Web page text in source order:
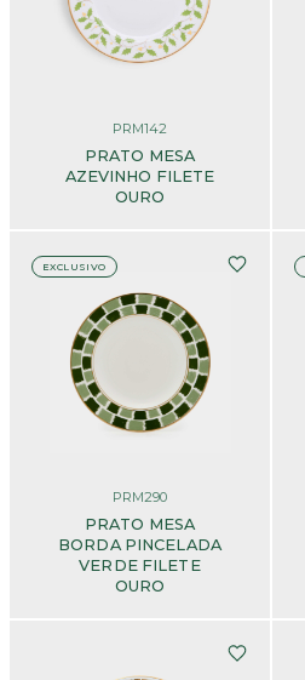
PRM142
PRATO MESA
AZEVINHO FILETE
OURO
EXCLUSIVO
PRM290
PRATO MESA
BORDA PINCELADA
VERDE FILETE
OURO